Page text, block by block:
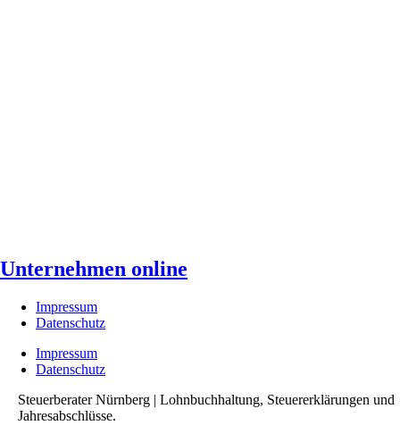
Unternehmen online
Impressum
Datenschutz
Impressum
Datenschutz
Steuerberater Nürnberg | Lohnbuchhaltung, Steuererklärungen und
Jahresabschlüsse.